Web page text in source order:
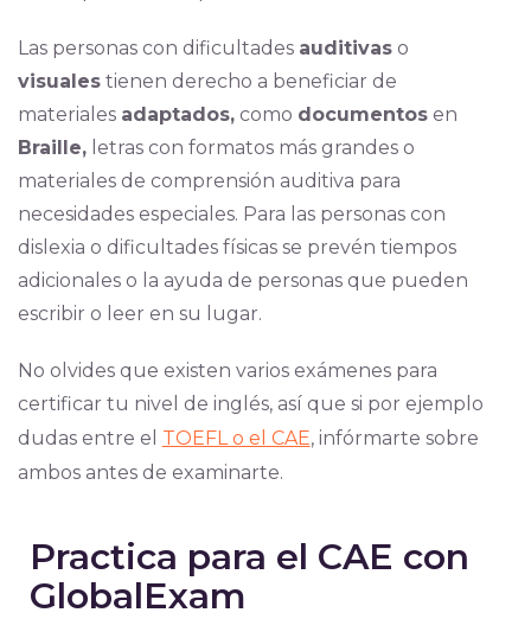
Las personas con dificultades auditivaso
visualestienen derecho a beneficiar de
materiales adaptados,como documentosen
Braille,letras con formatos más grandes o
materiales de comprensión auditiva para
necesidades especiales. Para las personas con
dislexia o dificultades físicas se prevén tiempos
adicionales o la ayuda de personas que pueden
escribir o leer en su lugar.
No olvides que existen varios exámenes para
certificar tu nivel de inglés, así que si por ejemplo
dudas entre el TOEFL o el CAE, infórmarte sobre
ambos antes de examinarte.
Practica para el CAE con
GlobalExam